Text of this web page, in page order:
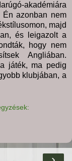
akadémiára
Én azonban nem
majd
és leigazolt a
hogy nem
Angliában.
játék, ma pedig
klubjában, a